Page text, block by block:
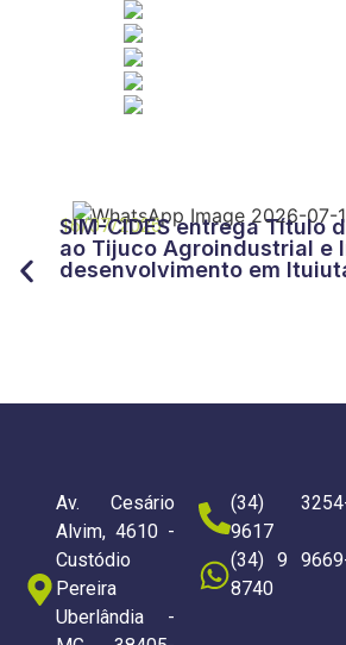
16/07/2026
SIM-CIDES entrega Título
ao Tijuco Agroindustrial e
desenvolvimento em
Av. Cesário
Alvim, 4610 -
Custódio
Pereira
Uberlândia -
(34)
9617
(34) 9
8740